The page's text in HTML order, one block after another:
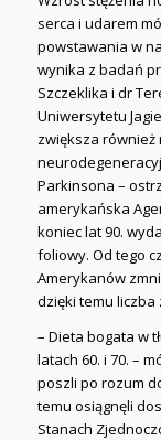
serca i udarem
powstawania w
wynika z badań
Szczeklika i dr
Uniwersytetu
zwiększa
Parkinsona –
amerykańska
koniec lat 90.
foliowy. Od tego
Amerykanów
dzięki temu liczba
– Dieta bogata w
latach 60. i 70. –
poszli po rozum
temu osiągnęli
Stanach